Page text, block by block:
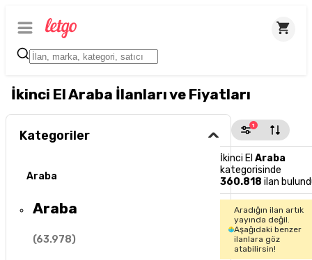
İkinci El Araba İlanları ve Fiyatları
Kategoriler
Araba
Araba
(63.978)
1
İkinci El Araba
kategorisinde
360.818 ilan
Aradığın ilan artık
yayında değil.
Aşağıdaki benzer
ilanlara göz
atabilirsin!